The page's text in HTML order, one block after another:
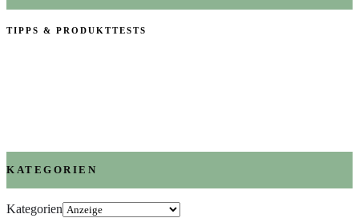
TIPPS & PRODUKTTESTS
KATEGORIEN
Kategorien